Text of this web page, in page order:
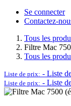
Se connecter
Contactez-
Tous les
Filtre Mac
Tous les
Liste de prix: - Liste
Liste de prix: - Liste